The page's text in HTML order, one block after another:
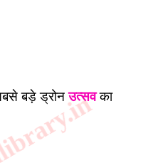
बड़े ड्रोन उत्सव का